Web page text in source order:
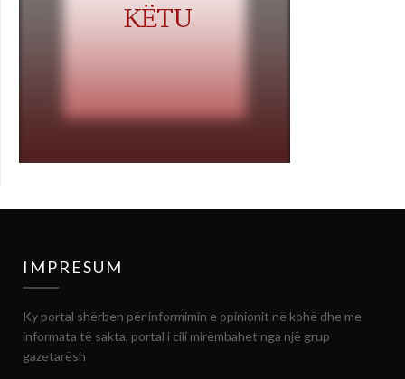
IMPRESUM
Ky portal shërben për informimin e opinionit në kohë dhe me
informata të sakta, portal i cili mirëmbahet nga një grup
gazetarësh